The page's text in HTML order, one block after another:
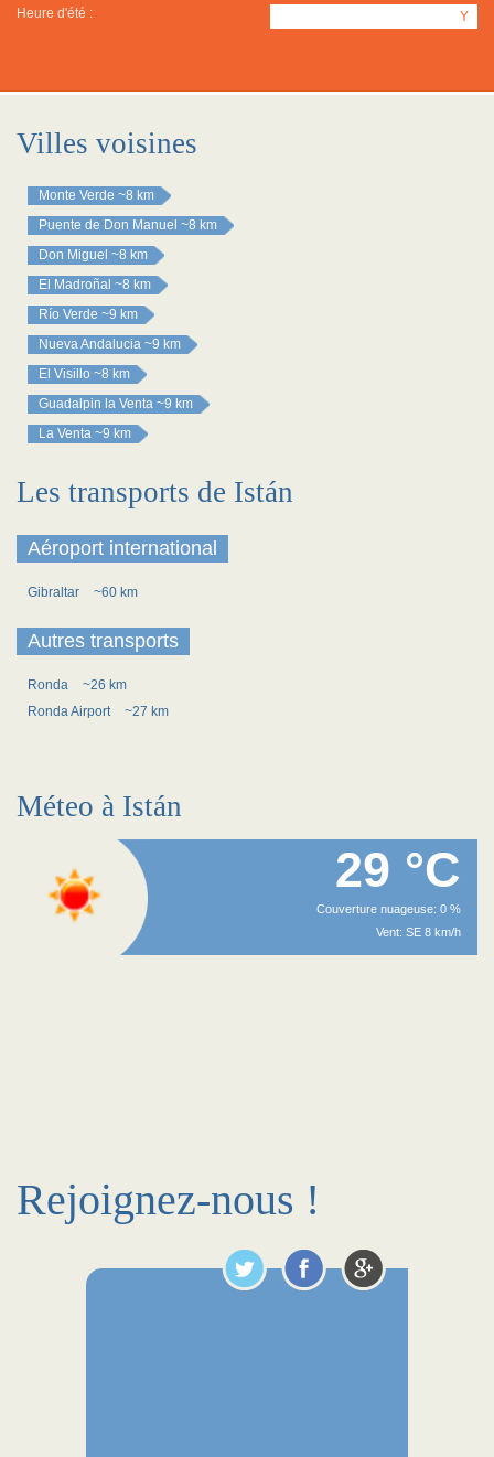
Heure d'été : Y
Villes voisines
Monte Verde ~8 km
Puente de Don Manuel ~8 km
Don Miguel ~8 km
El Madroñal ~8 km
Río Verde ~9 km
Nueva Andalucia ~9 km
El Visillo ~8 km
Guadalpin la Venta ~9 km
La Venta ~9 km
Les transports de Istán
Aéroport international
Gibraltar ~60 km
Autres transports
Ronda
~26 km
Ronda Airport
~27 km
Méteo à Istán
29 °C
Couverture nuageuse: 0 %
Vent: SE 8 km/h
Rejoignez-nous !